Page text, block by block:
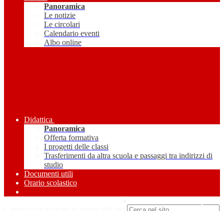
Panoramica
Le notizie
Le circolari
Calendario eventi
Albo online
Didattica
Panoramica
Offerta formativa
I progetti delle classi
Trasferimenti da altra scuola e passaggi tra indirizzi di
studio
Documenti utili
Orario scolastico